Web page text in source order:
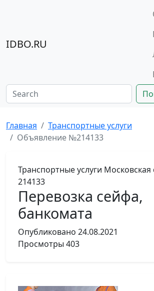
IDBO.RU
Главная
Транспортные услуги
Объявление №214133
Транспортные услуги Московская
214133
Перевозка сейфа,
банкомата
Опубликовано 24.08.2021
Просмотры 403